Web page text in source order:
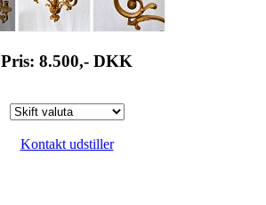
Pris: 8.500,- DKK
Kontakt udstiller